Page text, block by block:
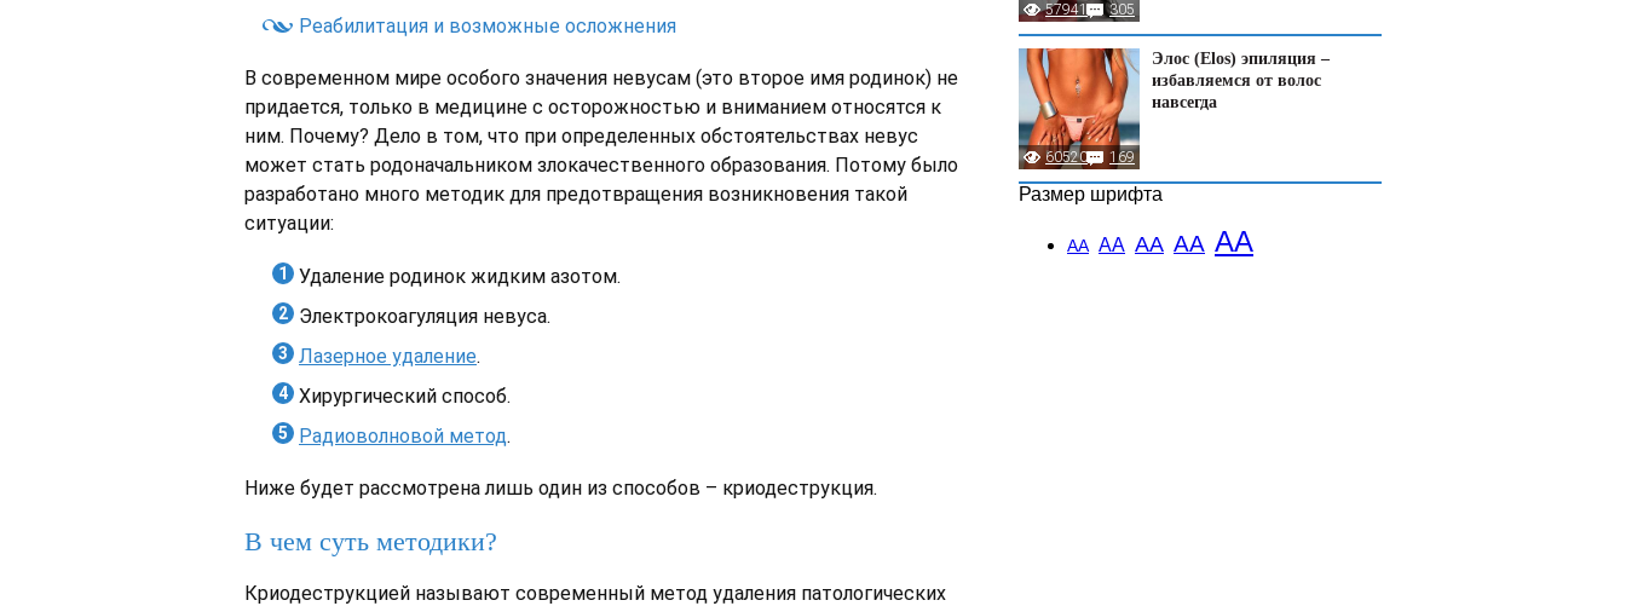
Реабилитация и возможные осложнения
В современном мире особого значения невусам (это второе имя родинок) не
придается, только в медицине с осторожностью и вниманием относятся к
ним. Почему? Дело в том, что при определенных обстоятельствах невус
может стать родоначальником злокачественного образования. Потому было
разработано много методик для предотвращения возникновения такой
ситуации:
Удаление родинок жидким азотом.
Электрокоагуляция невуса.
Лазерное удаление.
Хирургический способ.
Радиоволновой метод.
Ниже будет рассмотрена лишь один из способов – криодеструкция.
В чем суть методики?
Криодеструкцией называют современный метод удаления патологических
57941 305
60520 169
Элос (Elos) эпиляция –
избавляемся от волос
навсегда
Размер шрифта
АА АА АА АА АА